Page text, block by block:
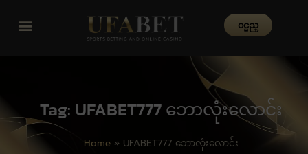
၀င္မည္
Tag: UFABET777 ဘောလုံးလောင်း
Home» UFABET777 ဘောလုံးလောင်း